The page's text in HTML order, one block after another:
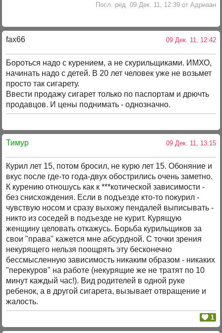
Посл. ред. 09 Дек. 11, 12:39 от Адриаан
fax66 09 Дек. 11, 12:42
Бороться надо с курением, а не скурильщиками. ИМХО,
начинать надо с детей. В 20 лет человек уже не возьмет
просто так сигарету.
Ввести продажу сигарет только по паспортам и дрючть
продавцов. И цены поднимать - однозначно.
Тимур 09 Дек. 11, 13:15
Курил лет 15, потом бросил, не курю лет 15. Обоняние и
вкус после где-то года-двух обострились очень заметно.
К курению отношусь как к ***котической зависимости -
без снисхождения. Если в подъезде кто-то покурил -
чувствую носом и сразу выхожу пендалей выписывать -
никто из соседей в подъезде не курит. Курящую
женщину целовать откажусь. Борьба курильщиков за
свои "права" кажется мне абсурдной. С точки зрения
некурящего нельзя поощрять эту бесконечно
бессмысленную зависимость никаким образом - никаких
"перекуров" на работе (некурящие же не тратят по 10
минут каждый час!). Вид родителей в одной руке
ребенок, а в другой сигарета, вызывает отвращение и
жалость.
1